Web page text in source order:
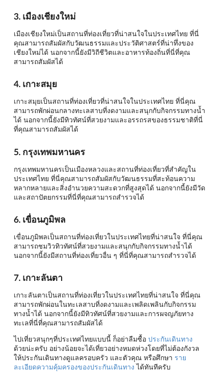
3. เมืองเชียงใหม่
เมืองเชียงใหม่เป็นสถานที่ท่องเที่ยวที่น่าสนใจในประเทศไทย ที่นี่
คุณสามารถสัมผัสกับวัฒนธรรมและประวัติศาสตร์ที่น่าทึ่งของ
เชียงใหม่ได้ นอกจากนี้ยังมีวิถีชีวิตและอาหารท้องถิ่นที่นี่ที่คุณ
สามารถสัมผัสได้
4. เกาะสมุย
เกาะสมุยเป็นสถานที่ท่องเที่ยวที่น่าสนใจในประเทศไทย ที่นี่คุณ
สามารถพักผ่อนกลางทะเลสาบที่งดงามและสนุกกับกิจกรรมทางน้ำ
ได้ นอกจากนี้ยังมีทิวทัศน์ที่สวยงามและอรรถรสของธรรมชาติที่นี่
ที่คุณสามารถสัมผัสได้
5. กรุงเทพมหานคร
กรุงเทพมหานครเป็นเมืองหลวงและสถานที่ท่องเที่ยวที่สำคัญใน
ประเทศไทย ที่นี่คุณสามารถสัมผัสกับวัฒนธรรมที่สะท้อนความ
หลากหลายและสิ่งอำนวยความสะดวกที่สูงสุดได้ นอกจากนี้ยังมีวัด
และสถาปัตยกรรมที่นี่ที่คุณสามารถสำรวจได้
6. เขื่อนภูมิพล
เขื่อนภูมิพลเป็นสถานที่ท่องเที่ยวในประเทศไทยที่น่าสนใจ ที่นี่คุณ
สามารถชมวิวทิวทัศน์ที่สวยงามและสนุกกับกิจกรรมทางน้ำได้
นอกจากนี้ยังมีสถานที่ท่องเที่ยวอื่น ๆ ที่นี่ที่คุณสามารถสำรวจได้
7. เกาะลันตา
เกาะลันตาเป็นสถานที่ท่องเที่ยวในประเทศไทยที่น่าสนใจ ที่นี่คุณ
สามารถพักผ่อนในทะเลสาบที่งดงามและเพลิดเพลินกับกิจกรรม
ทางน้ำได้ นอกจากนี้ยังมีทิวทัศน์ที่สวยงามและการผจญภัยทาง
ทะเลที่นี่ที่คุณสามารถสัมผัสได้
ไปเที่ยวสนุกๆที่ประเทศไทยแบบนี้ ก็อย่าลืมซื้อ ประกันเดินทาง
ด้วยน่ะครับ อย่างน้อยจะได้เที่ยวอย่างหมดห่วงโดยที่ไม่ต้องกังวล
ให้ประกันเดินทางดูแลครอบครัว และตัวคุณ หรือศึกษา ราย
ละเอียดความคุ้มครองของประกันเดินทาง ได้ทันทีครับ